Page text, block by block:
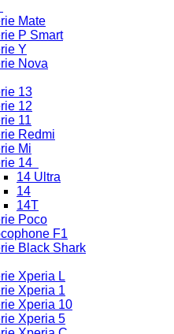
Mate
P Smart
Y
Nova
13
12
11
Redmi
Mi
14
14 Ultra
14
14T
Poco
F1
Black Shark
Xperia L
Xperia 1
Xperia 10
Xperia 5